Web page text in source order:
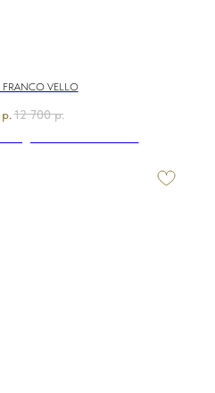
VELLO
р.12 700 р.